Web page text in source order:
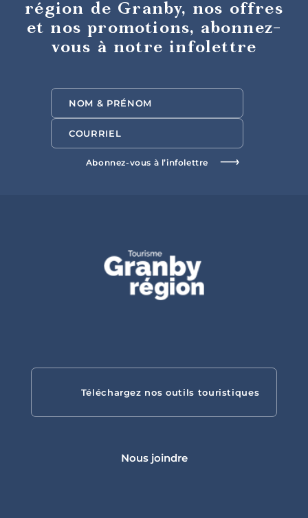
région de Granby, nos offres
et nos promotions, abonnez-
vous à notre infolettre
Téléchargez nos outils touristiques
Nous joindre